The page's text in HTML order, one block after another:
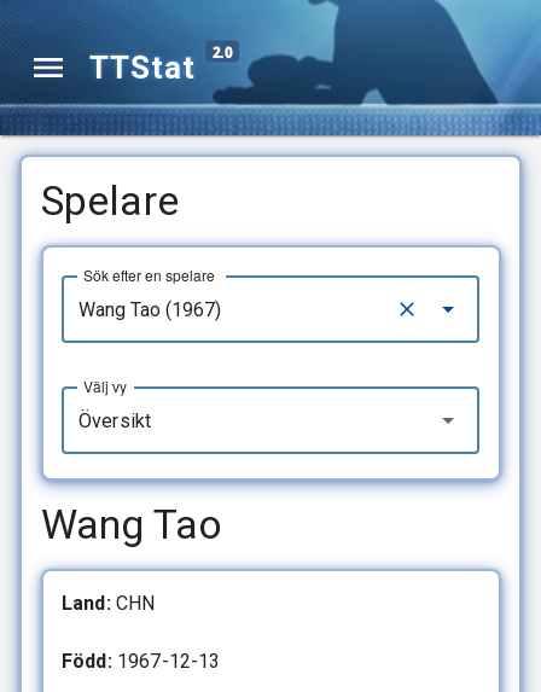
TTStat 2.0
Spelare
Sök efter en spelare
Översikt
Välj vy
Wang Tao
Land:CHN
Född:1967-12-13